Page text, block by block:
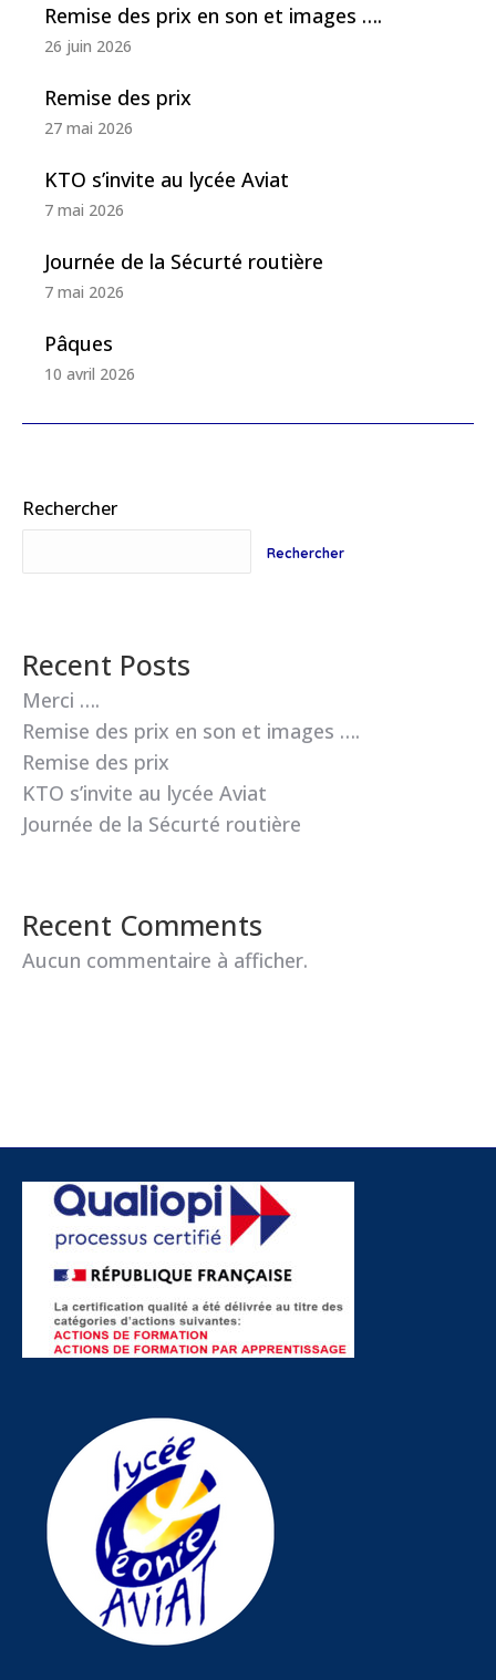
Remise des prix en son et images ….
26 juin 2026
Remise des prix
27 mai 2026
KTO s’invite au lycée Aviat
7 mai 2026
Journée de la Sécurté routière
7 mai 2026
Pâques
10 avril 2026
Rechercher
Rechercher
Recent Posts
Merci ….
Remise des prix en son et images ….
Remise des prix
KTO s’invite au lycée Aviat
Journée de la Sécurté routière
Recent Comments
Aucun commentaire à afficher.